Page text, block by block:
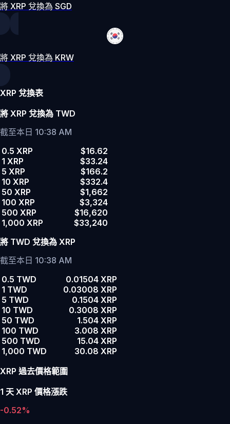
將 XRP 兌換為 SGD
將 XRP 兌換為 KRW
XRP 兌換表
將 XRP 兌換為 TWD
截至本日 10:38 AM
0.5 XRP
$16.62
1 XRP
$33.24
5 XRP
$166.2
10 XRP
$332.4
50 XRP
$1,662
100 XRP
$3,324
500 XRP
$16,620
1,000 XRP
$33,240
將 TWD 兌換為 XRP
截至本日 10:38 AM
0.5 TWD
0.01504 XRP
1 TWD
0.03008 XRP
5 TWD
0.1504 XRP
10 TWD
0.3008 XRP
50 TWD
1.504 XRP
100 TWD
3.008 XRP
500 TWD
15.04 XRP
1,000 TWD
30.08 XRP
XRP 過去價格範圍
1 天 XRP 價格漲跌
-0.52%